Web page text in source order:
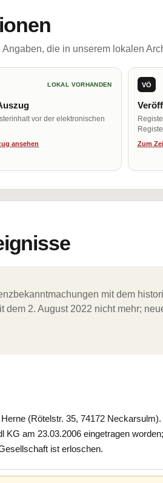
die in unserem lokalen
LOKAL VORHANDEN
vor der elektronischen
ansehen
VÖ
Zum
mit dem
2. August 2022 nicht mehr;
(Rötelstr. 35, 74172
KG am 23.03.2006 eingetragen
ist erloschen.